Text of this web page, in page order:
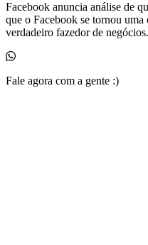
Facebook anuncia análise de
que o Facebook se tornou
verdadeiro fazedor de
Fale agora com a gente :)